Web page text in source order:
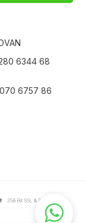
6344 68
6757 86